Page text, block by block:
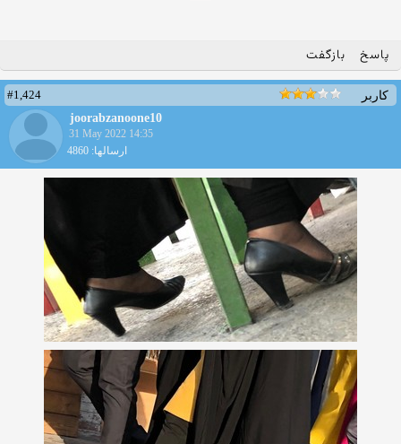
پاسخ بازگفت
کاربر
#1,424
joorabzanoone10
31 May 2022 14:35
ارسالها: 4860